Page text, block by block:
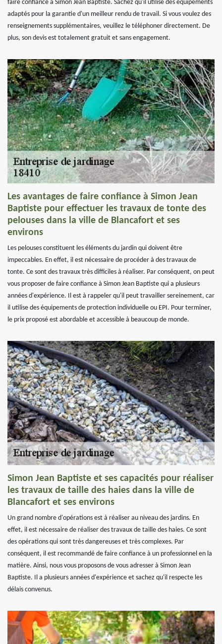
faire confiance à Simon Jean Baptiste. Sachez qu'il utilise des équipements
adaptés pour la garantie d'un meilleur rendu de travail. Si vous voulez des
renseignements supplémentaires, veuillez le téléphoner directement. De
plus, son devis est totalement gratuit et sans engagement.
Les avantages de faire confiance à Simon Jean
Baptiste pour effectuer les travaux de tonte des
pelouses dans la ville de Blancafort et ses
environs
Les pelouses constituent les éléments du jardin qui doivent être
impeccables. En effet, il est nécessaire de procéder à des travaux de
tonte. Ce sont des travaux très difficiles à réaliser. Par conséquent, on peut
vous proposer de faire confiance à Simon Jean Baptiste qui a plusieurs
années d'expérience. Il est à rappeler qu'il peut travailler sereinement, car
il utilise des équipements de protection individuelle ou EPI. Pour terminer,
le prix proposé est abordable et accessible à beaucoup de monde.
Simon Jean Baptiste et ses capacités pour réaliser
les travaux de taille des haies dans la ville de
Blancafort et ses environs
Un grand nombre d'opérations est à réaliser au niveau des jardins. En
effet, il est nécessaire de réaliser des travaux de taille des haies. Ce sont
des opérations qui sont très dangereuses et très complexes. Par
conséquent, il est recommandé de faire confiance à un professionnel en la
matière. Ainsi, nous vous proposons de vous adresser à Simon Jean
Baptiste. Il a plusieurs années d'expérience et sachez qu'il respecte les
délais convenus.